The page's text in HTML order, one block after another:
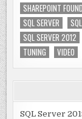
SHAREPOINT
SQL SERVER
SQL SERVER 2012
TUNING
VIDEO
SQL Server